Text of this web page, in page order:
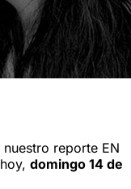
reporte EN
domingo 14 de